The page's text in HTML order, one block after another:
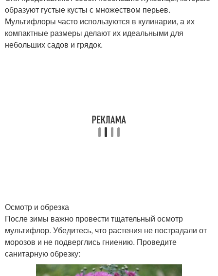
образуют густые кусты с множеством перьев.
Мультифлоры часто используются в кулинарии, а их
компактные размеры делают их идеальными для
небольших садов и грядок.
Осмотр и обрезка
После зимы важно провести тщательный осмотр
мультифлор. Убедитесь, что растения не пострадали от
морозов и не подверглись гниению. Проведите
санитарную обрезку: